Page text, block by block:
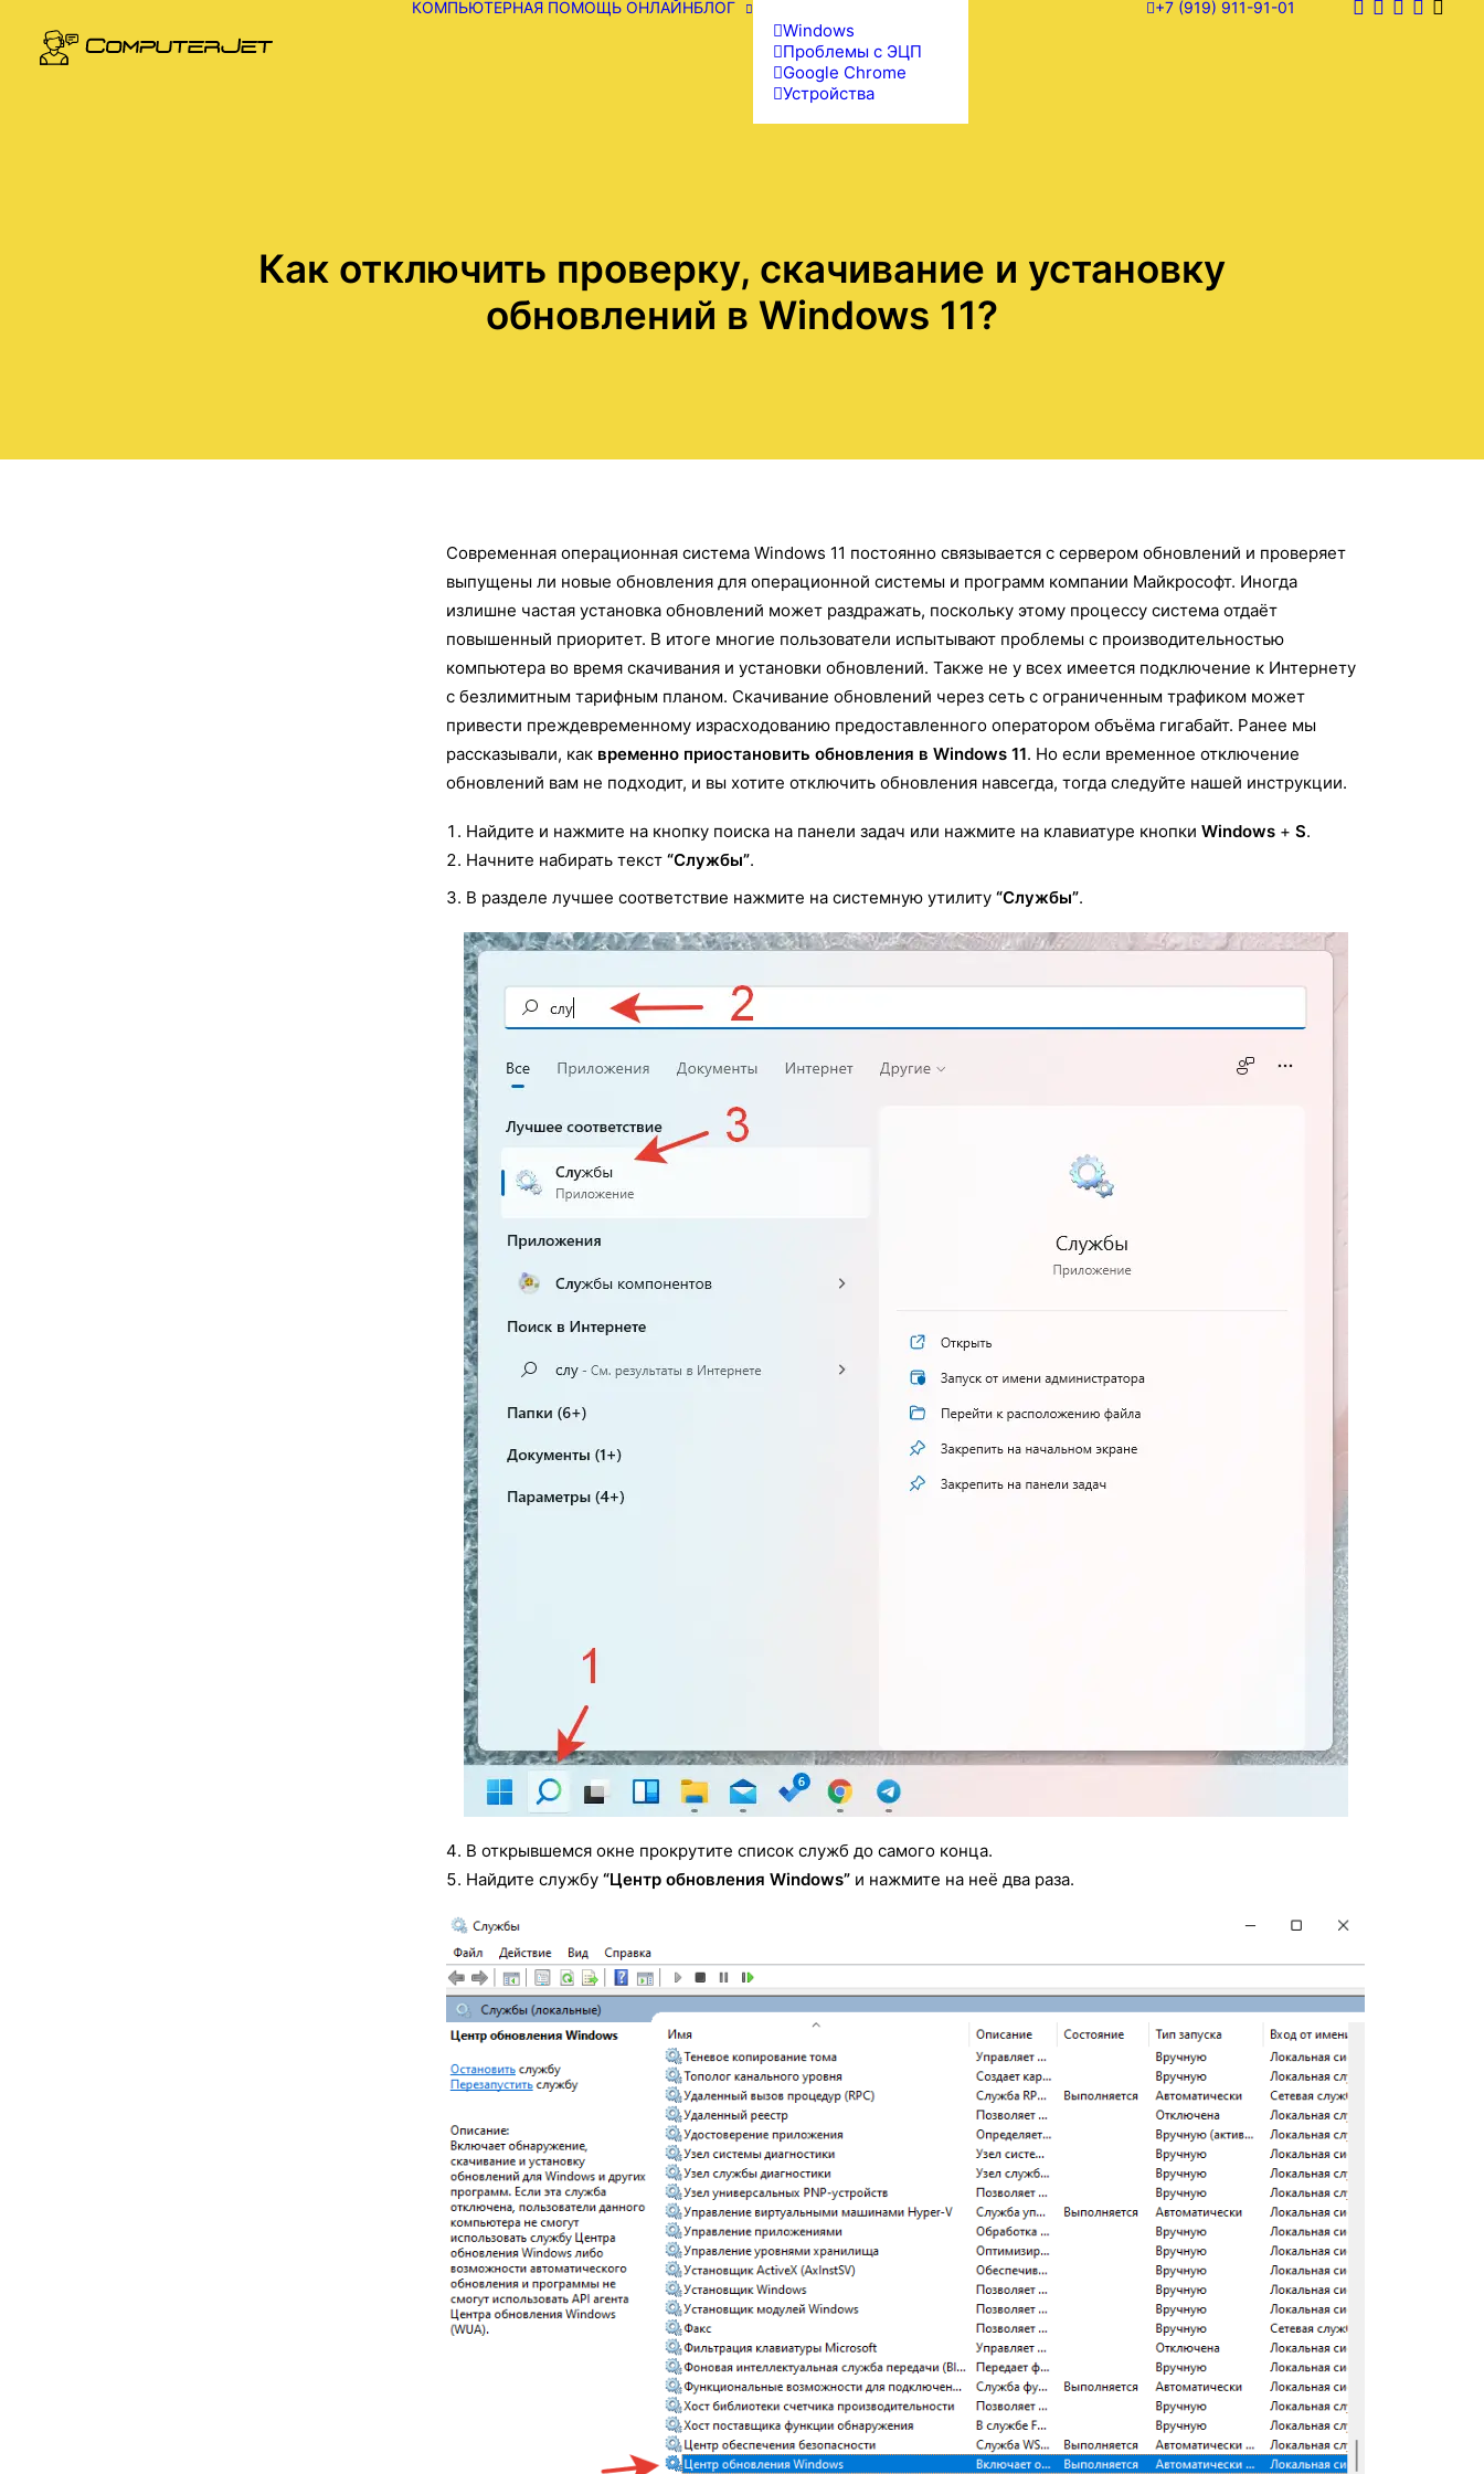
КОМПЬЮТЕРНАЯ ПОМОЩЬ ОНЛАЙНБЛОГ
Windows
Проблемы с ЭЦП
Google Chrome
Устройства
+7 (919) 911-91-01
Как отключить проверку, скачивание и установку
обновлений в Windows 11?
Современная операционная система Windows 11 постоянно связывается с сервером обновлений и проверяет
выпущены ли новые обновления для операционной системы и программ компании Майкрософт. Иногда
излишне частая установка обновлений может раздражать, поскольку этому процессу система отдаёт
повышенный приоритет. В итоге многие пользователи испытывают проблемы с производительностью
компьютера во время скачивания и установки обновлений. Также не у всех имеется подключение к Интернету
с безлимитным тарифным планом. Скачивание обновлений через сеть с ограниченным трафиком может
привести преждевременному израсходованию предоставленного оператором объёма гигабайт. Ранее мы
рассказывали, как временно приостановить обновления в Windows 11. Но если временное отключение
обновлений вам не подходит, и вы хотите отключить обновления навсегда, тогда следуйте нашей инструкции.
Найдите и нажмите на кнопку поиска на панели задач или нажмите на клавиатуре кнопки Windows + S.
Начните набирать текст “Службы”.
В разделе лучшее соответствие нажмите на системную утилиту “Службы”.
В открывшемся окне прокрутите список служб до самого конца.
Найдите службу “Центр обновления Windows” и нажмите на неё два раза.